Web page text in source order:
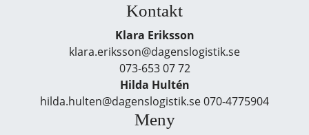
Kontakt
Klara Eriksson
klara.eriksson@dagenslogistik.se
073-653 07 72
Hilda Hultén
hilda.hulten@dagenslogistik.se 070-4775904
Meny